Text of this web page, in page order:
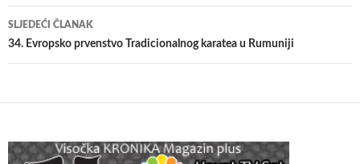
SLJEDEĆI ČLANAK
34. Evropsko prvenstvo Tradicionalnog karatea u Rumuniji